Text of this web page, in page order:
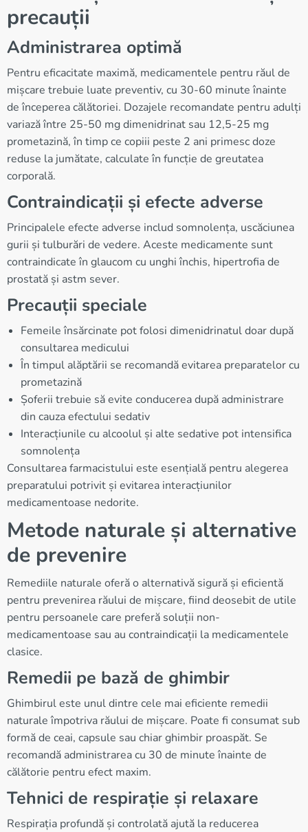
precauții
Administrarea optimă
Pentru eficacitate maximă, medicamentele pentru răul de
mișcare trebuie luate preventiv, cu 30-60 minute înainte
de începerea călătoriei. Dozajele recomandate pentru adulți
variază între 25-50 mg dimenidrinat sau 12,5-25 mg
prometazină, în timp ce copiii peste 2 ani primesc doze
reduse la jumătate, calculate în funcție de greutatea
corporală.
Contraindicații și efecte adverse
Principalele efecte adverse includ somnolența, uscăciunea
gurii și tulburări de vedere. Aceste medicamente sunt
contraindicate în glaucom cu unghi închis, hipertrofia de
prostată și astm sever.
Precauții speciale
Femeile însărcinate pot folosi dimenidrinatul doar după
consultarea medicului
În timpul alăptării se recomandă evitarea preparatelor cu
prometazină
Șoferii trebuie să evite conducerea după administrare
din cauza efectului sedativ
Interacțiunile cu alcoolul și alte sedative pot intensifica
somnolența
Consultarea farmacistului este esențială pentru alegerea
preparatului potrivit și evitarea interacțiunilor
medicamentoase nedorite.
Metode naturale și alternative
de prevenire
Remediile naturale oferă o alternativă sigură și eficientă
pentru prevenirea răului de mișcare, fiind deosebit de utile
pentru persoanele care preferă soluții non-
medicamentoase sau au contraindicații la medicamentele
clasice.
Remedii pe bază de ghimbir
Ghimbirul este unul dintre cele mai eficiente remedii
naturale împotriva răului de mișcare. Poate fi consumat sub
formă de ceai, capsule sau chiar ghimbir proaspăt. Se
recomandă administrarea cu 30 de minute înainte de
călătorie pentru efect maxim.
Tehnici de respirație și relaxare
Respirația profundă și controlată ajută la reducerea